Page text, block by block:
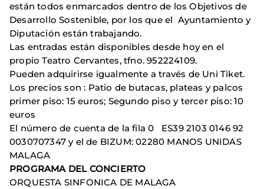
están todos enmarcados dentro de los Objetivos de
Desarrollo Sostenible, por los que el Ayuntamiento y
Diputación están trabajando.
Las entradas están disponibles desde hoy en el
propio Teatro Cervantes, tfno. 952224109.
Pueden adquirirse igualmente a través de Uni Tiket.
Los precios son : Patio de butacas, plateas y palcos
primer piso: 15 euros; Segundo piso y tercer piso: 10
euros
El número de cuenta de la fila 0 ES39 2103 0146 92
0030707347 y el de BIZUM: 02280 MANOS UNIDAS
MALAGA
PROGRAMA DEL CONCIERTO
ORQUESTA SINFONICA DE MALAGA